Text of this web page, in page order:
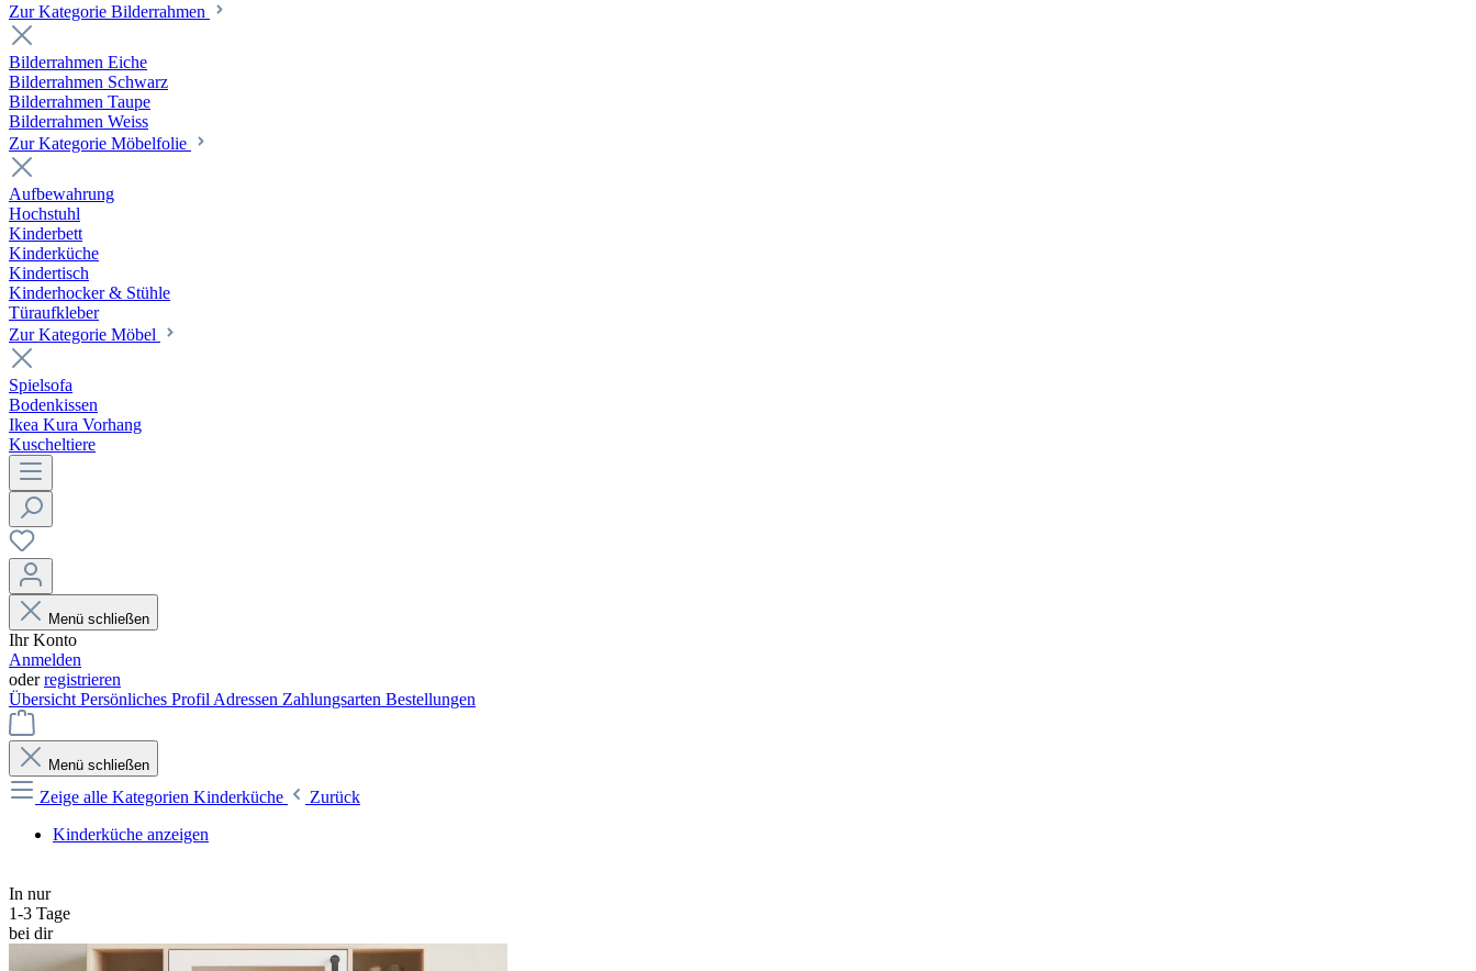
Zur Kategorie Bilderrahmen
Bilderrahmen Eiche
Bilderrahmen Schwarz
Bilderrahmen Taupe
Bilderrahmen Weiss
Zur Kategorie Möbelfolie
Aufbewahrung
Hochstuhl
Kinderbett
Kinderküche
Kindertisch
Kinderhocker & Stühle
Türaufkleber
Zur Kategorie Möbel
Spielsofa
Bodenkissen
Ikea Kura Vorhang
Kuscheltiere
Menü schließen
Ihr Konto
Anmelden
oderregistrieren
Übersicht Persönliches Profil Adressen Zahlungsarten Bestellungen
Menü schließen
Zeige alle Kategorien Kinderküche
Zurück
Kinderküche anzeigen
In nur
1-3 Tage
bei dir